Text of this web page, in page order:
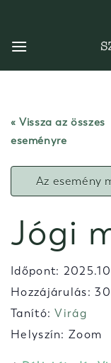
content
« Vissza az összes
eseményre
Az esemény
Jógi
Időpont:
Hozzájárulás:
Tanító:Virág
Helyszín: Zoom